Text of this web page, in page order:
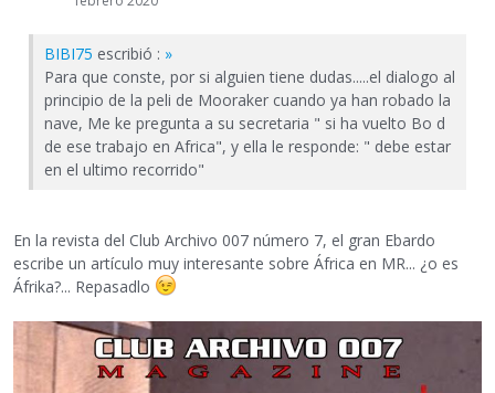
BIBI75 escribió : »
Para que conste, por si alguien tiene dudas.....el dialogo al
principio de la peli de Mooraker cuando ya han robado la
nave, Me ke pregunta a su secretaria " si ha vuelto Bo d
de ese trabajo en Africa", y ella le responde: " debe estar
en el ultimo recorrido"
En la revista del Club Archivo 007 número 7, el gran Ebardo
escribe un artículo muy interesante sobre África en MR... ¿o es
Áfrika?... Repasadlo